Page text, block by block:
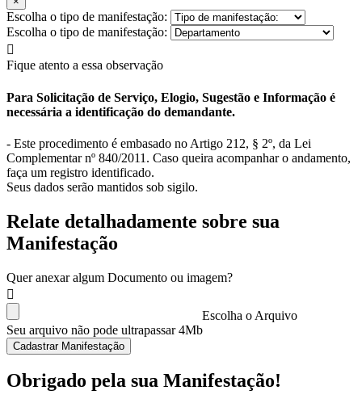
Escolha o tipo de manifestação:
Escolha o tipo de manifestação:
Fique atento a essa observação
Para Solicitação de Serviço, Elogio, Sugestão e Informação é
necessária a identificação do demandante.
- Este procedimento é embasado no Artigo 212, § 2º, da Lei
Complementar nº 840/2011. Caso queira acompanhar o andamento,
faça um registro identificado.
Seus dados serão mantidos sob sigilo.
Relate detalhadamente sobre sua
Manifestação
Quer anexar algum Documento ou imagem?
Escolha o Arquivo
Seu arquivo não pode ultrapassar 4Mb
Cadastrar Manifestação
Obrigado pela sua Manifestação!